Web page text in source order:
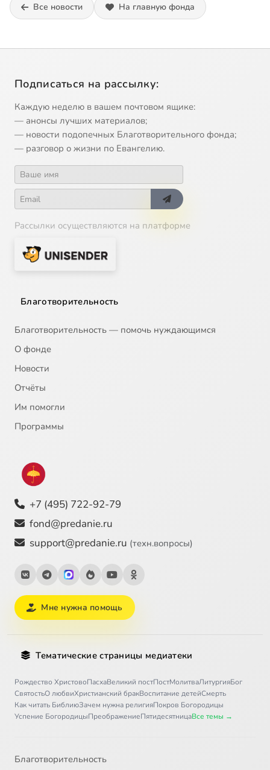
Все новости На главную фонда
Подписаться на рассылку:
Каждую неделю в вашем почтовом ящике:
— анонсы лучших материалов;
— новости подопечных Благотворительного фонда;
— разговор о жизни по Евангелию.
Рассылки осуществляются на платформе
Благотворительность
Благотворительность — помочь нуждающимся
О фонде
Новости
Отчёты
Им помогли
Программы
+7 (495) 722-92-79
fond@predanie.ru
support@predanie.ru (техн.вопросы)
Мне нужна помощь
Тематические страницы медиатеки
Рождество ХристовоПасхаВеликий постПостМолитваЛитургияБог
СвятостьО любвиХристианский бракВоспитание детейСмерть
Как читать БиблиюЗачем нужна религияПокров Богородицы
Успение БогородицыПреображениеПятидесятницаВсе темы →
Благотворительность